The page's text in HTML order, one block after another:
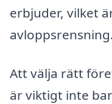
erbjuder, vilket
avloppsrensning.
Att välja rätt
är viktigt inte